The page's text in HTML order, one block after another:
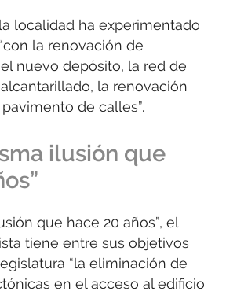
localidad ha experimentado
la renovación de
nuevo depósito, la red de
la renovación
de calles”.
ilusión que
que hace 20 años”, el
tiene entre sus objetivos
“la eliminación de
en el acceso al edificio